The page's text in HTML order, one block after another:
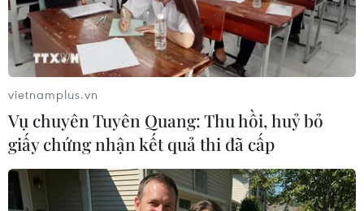
Theo dõi VietnamPlus
TIN LIÊN QUAN
vietnamplus.vn
Vụ chuyên Tuyên Quang: Thu hồi, huỷ bỏ
giấy chứng nhận kết quả thi đã cấp